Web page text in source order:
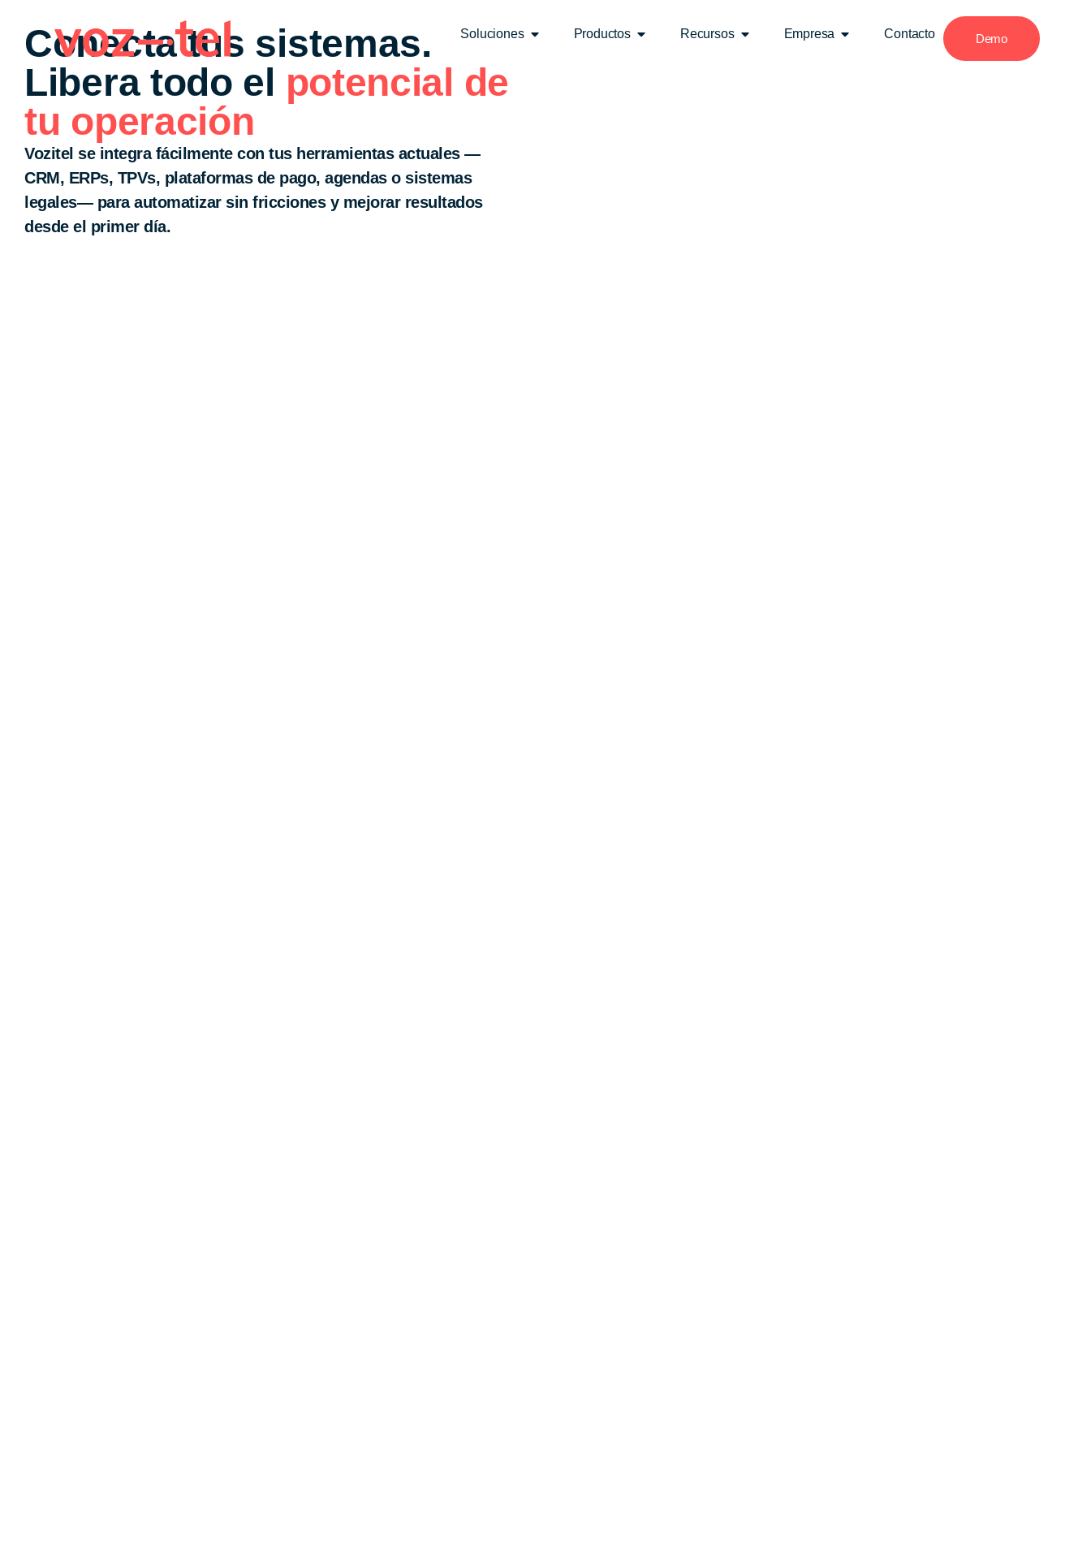
Soluciones Productos Recursos Empresa Contacto Demo
Conecta tus sistemas.
Libera todo el potencial de
tu operación
Vozitel se integra fácilmente con tus herramientas actuales —
CRM, ERPs, TPVs, plataformas de pago, agendas o sistemas
legales— para automatizar sin fricciones y mejorar resultados
desde el primer día.